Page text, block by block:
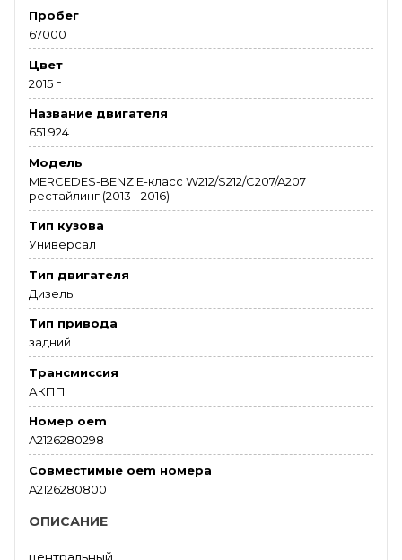
Пробег
67000
Цвет
2015 г
Название двигателя
651.924
Модель
MERCEDES-BENZ E-класс W212/S212/C207/A207
рестайлинг (2013 - 2016)
Тип кузова
Универсал
Тип двигателя
Дизель
Тип привода
задний
Трансмиссия
АКПП
Номер oem
A2126280298
Совместимые oem номера
A2126280800
ОПИСАНИЕ